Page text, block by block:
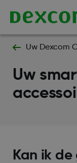
Uw Dexcom
Uw
Kan ik